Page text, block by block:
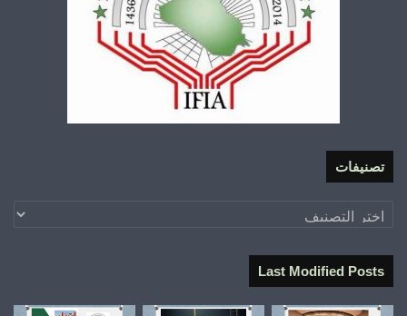
تصنيفات
تصنيفات
Last Modified Posts